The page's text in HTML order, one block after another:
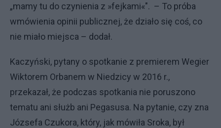
„mamy tu do czynienia z »fejkami«". – To próba
wmówienia opinii publicznej, że działo się coś, co
nie miało miejsca – dodał.
Kaczyński, pytany o spotkanie z premierem Wegier
Wiktorem Orbanem w Niedzicy w 2016 r.,
przekazał, że podczas spotkania nie poruszono
tematu ani służb ani Pegasusa. Na pytanie, czy zna
Józsefa Czukora, który, jak mówiła Sroka, był